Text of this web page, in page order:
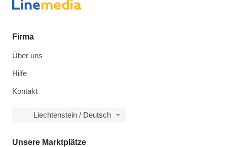
Firma
Über uns
Hilfe
Kontakt
Liechtenstein / Deutsch
Unsere Marktplätze